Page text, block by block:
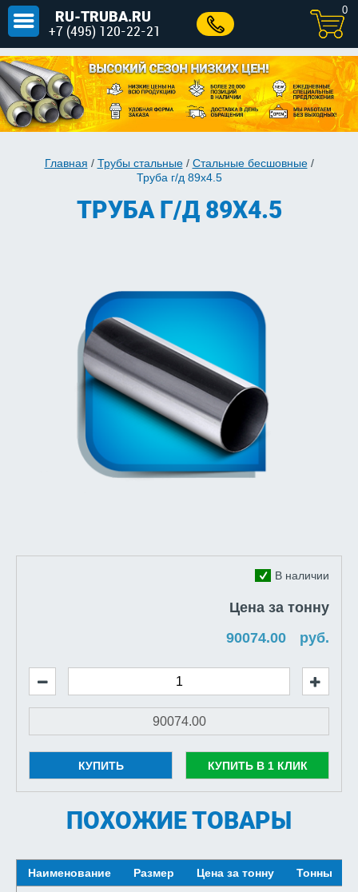
RU-TRUBA.RU
+7 (495) 120-22-21
0
Главная / Трубы стальные/ Стальные бесшовные/
Труба г/д 89x4.5
ТРУБА Г/Д 89X4.5
В наличии
Цена за тонну
руб.
КУПИТЬ КУПИТЬ В 1 КЛИК
ПОХОЖИЕ ТОВАРЫ
Наименование Размер Цена за тонну Тонны